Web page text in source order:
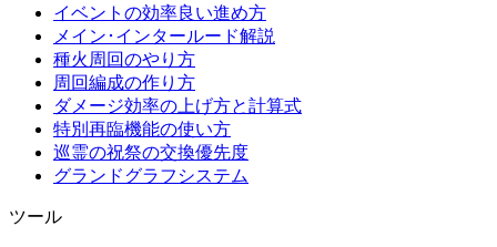
イベントの効率良い進め方
メイン･インタールード解説
種火周回のやり方
周回編成の作り方
ダメージ効率の上げ方と計算式
特別再臨機能の使い方
巡霊の祝祭の交換優先度
グランドグラフシステム
ツール